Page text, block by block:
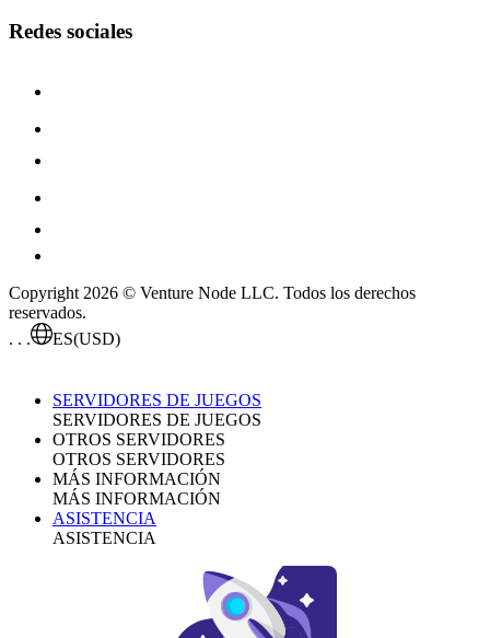
Redes sociales
Copyright 2026 © Venture Node LLC. Todos los derechos
reservados.
. . .
ES(USD)
SERVIDORES DE JUEGOS
SERVIDORES DE JUEGOS
OTROS SERVIDORES
OTROS SERVIDORES
MÁS INFORMACIÓN
MÁS INFORMACIÓN
ASISTENCIA
ASISTENCIA